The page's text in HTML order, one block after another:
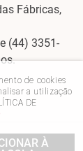
de cookies
a utilização
DE
À
Fábricas,
(44) 3351-